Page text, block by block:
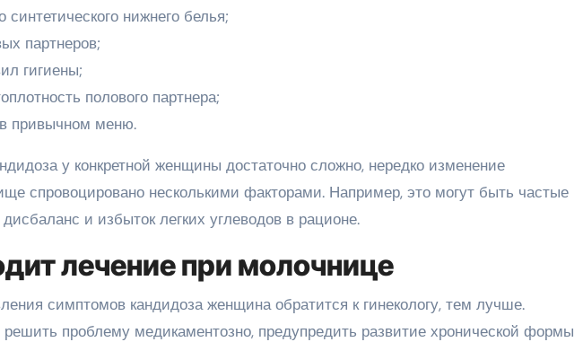
нижнего белья;
партнеров;
гигиены;
полового партнера;
привычном меню.
у конкретной женщины достаточно сложно, нередко изменение
спровоцировано несколькими факторами. Например, это могут быть частые
и избыток легких углеводов в рационе.
лечение при молочнице
симптомов кандидоза женщина обратится к гинекологу, тем лучше.
решить проблему медикаментозно, предупредить развитие хронической формы